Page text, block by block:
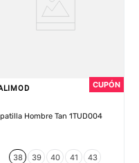
Hombre Tan 1TUD004
38 39 40 41 43